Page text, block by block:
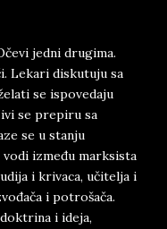
jedni drugima.
Lekari diskutuju sa
se ispovedaju
se prepiru sa
se u stanju
između marksista
i krivaca, učitelja i
i potrošača.
i ideja,